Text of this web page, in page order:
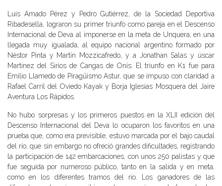
Luis Amado Pérez y Pedro Gutiérrez, de la Sociedad Deportiva
Ribadesella, lograron su primer triunfo como pareja en el Descenso
Internacional de Deva al imponerse en la meta de Unquera, en una
llegada muy igualada, al equipo nacional argentino formado por
Néstor Pinta y Martín Mozzicafredo, y a Jonathan Salas y úscar
Martínez del Sirios de Cangas de Onís. El triunfo en K1 fue para
Emilio Llamedo de Piragüismo Astur, que se impuso con claridad a
Rafael Carril del Oviedo Kayak y Borja Iglesias Mosquera del Jaire
Aventura Los Rápidos.
No hubo sorpresas y los primeros puestos en la XLII edición del
Descenso Internacional del Deva lo ocuparon los favoritos en una
prueba que, como era previsible, estuvo marcada por el bajo caudal
del río, que sin embargo no ofreció grandes dificultades, registrando
la participación de 142 embarcaciones, con unos 250 palistas y que
fue seguida por numeroso público, tanto en la salida y en meta,
como en los diferentes tramos del río. Los ganadores de las